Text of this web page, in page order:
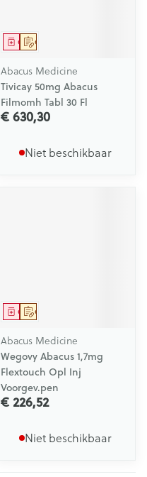
Op voorschrift
Geneesmiddel
Abacus Medicine
Tivicay 50mg Abacus
Filmomh Tabl 30 Fl
€ 630,30
Niet beschikbaar
Op voorschrift
Geneesmiddel
Abacus Medicine
Wegovy Abacus 1,7mg
Flextouch Opl Inj
Voorgev.pen
€ 226,52
Niet beschikbaar